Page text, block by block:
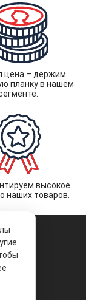
цена – держим
планку в нашем
высокое
наших товаров.